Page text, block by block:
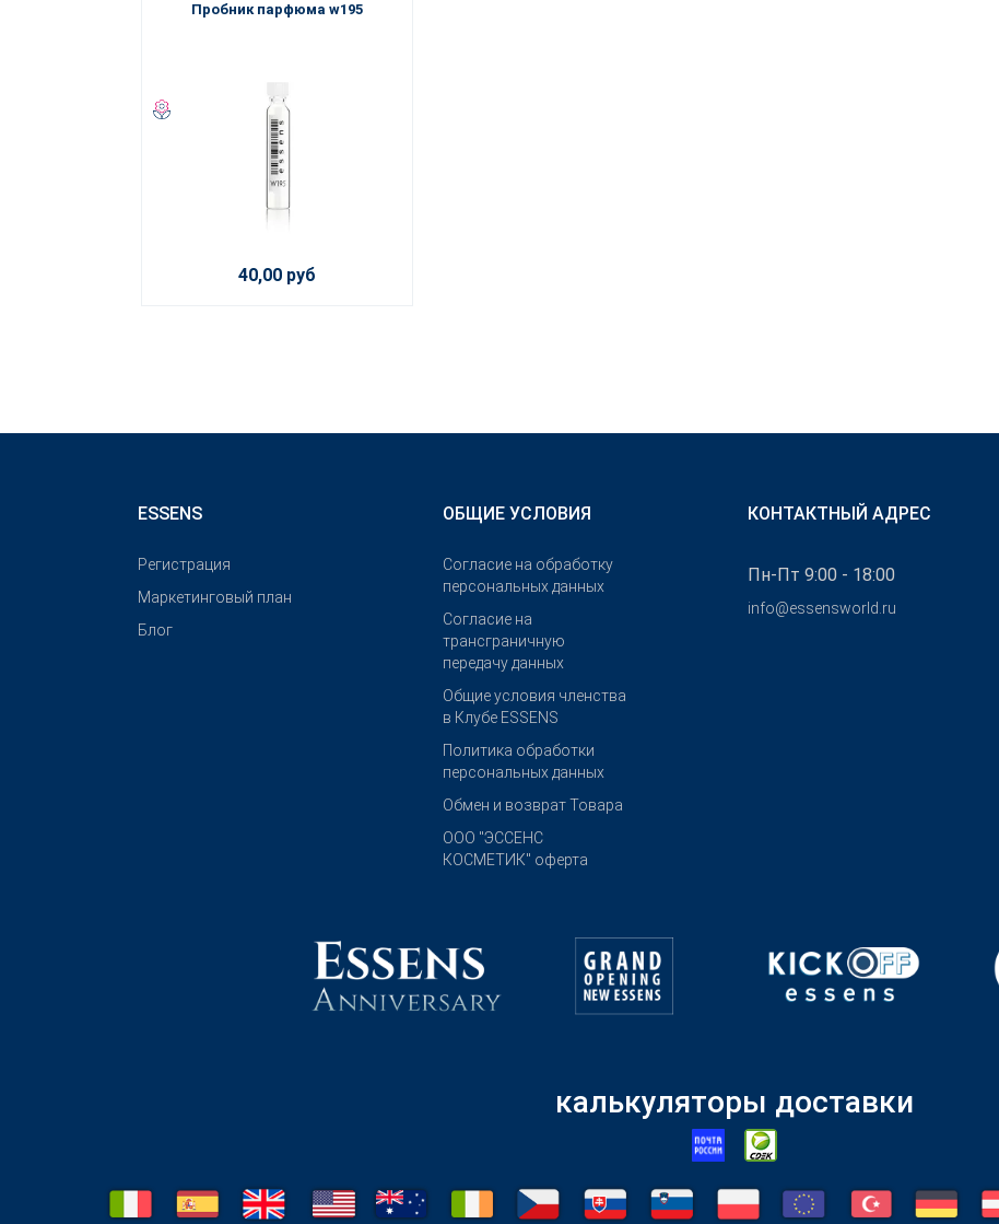
Пробник парфюма w195
40,00 руб
ESSENS
Pегистрация
Маркетинговый план
Блог
ОБЩИЕ УСЛОВИЯ
Согласие на обработку
персональных данных
Согласие на
трансграничную
передачу данных
Общие условия членства
в Клубе ESSENS
Политика обработки
персональных данных
Обмен и возврат Товара
OOO "ЭССЕНС
КОСМЕТИК" оферта
КОНТАКТНЫЙ АДРЕС
Пн-Пт 9:00 - 18:00
info@essensworld.ru
калькуляторы доставки